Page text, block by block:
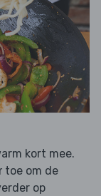
kort mee.
toe om de
op